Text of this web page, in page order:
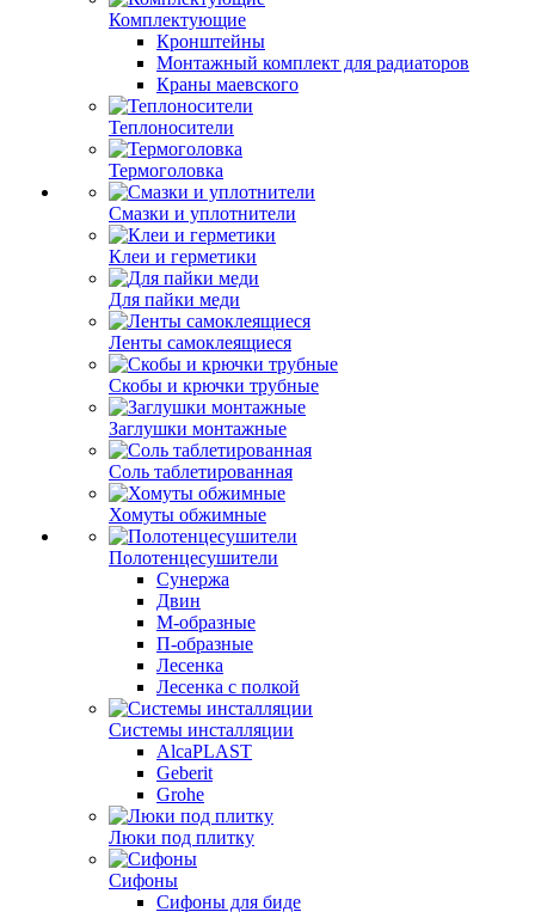
Комплектующие
Кронштейны
Монтажный комплект для радиаторов
Краны маевского
Теплоносители
Термоголовка
Смазки и уплотнители
Клеи и герметики
Для пайки меди
Ленты самоклеящиеся
Скобы и крючки трубные
Заглушки монтажные
Соль таблетированная
Хомуты обжимные
Полотенцесушители
Сунержа
Двин
М-образные
П-образные
Лесенка
Лесенка с полкой
Системы инсталляции
AlcaPLAST
Geberit
Grohe
Люки под плитку
Сифоны
Сифoны для биде